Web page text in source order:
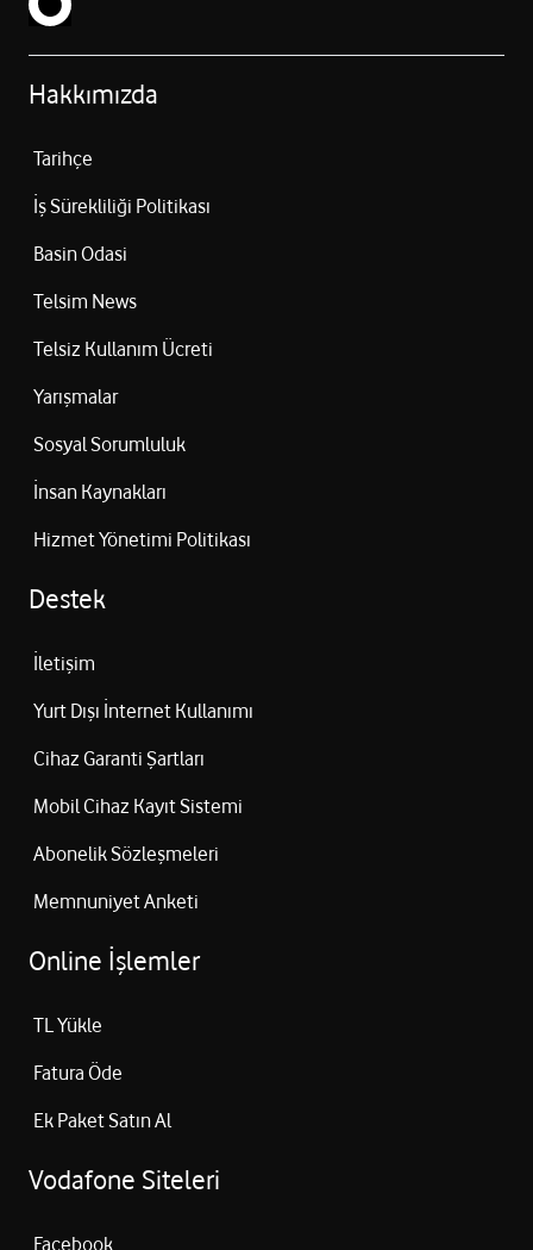
Hakkımızda
Tarihçe
İş Sürekliliği Politikası
Basin Odasi
Telsim News
Telsiz Kullanım Ücreti
Yarışmalar
Sosyal Sorumluluk
İnsan Kaynakları
Hizmet Yönetimi Politikası
Destek
İletişim
Yurt Dışı İnternet Kullanımı
Cihaz Garanti Şartları
Mobil Cihaz Kayıt Sistemi
Abonelik Sözleşmeleri
Memnuniyet Anketi
Online İşlemler
TL Yükle
Fatura Öde
Ek Paket Satın Al
Vodafone Siteleri
Facebook